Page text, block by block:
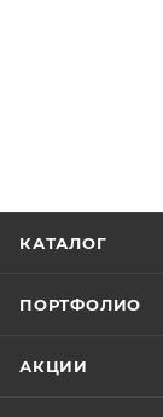
КАТАЛОГ
ПОРТФОЛИО
АКЦИИ